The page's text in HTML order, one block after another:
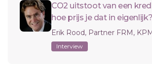
CO2 uitstoot van een
hoe prijs je dat in eigenlijk?
Erik Rood, Partner FRM,
Interview